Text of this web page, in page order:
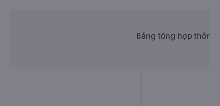
Bảng tổng hợp thông